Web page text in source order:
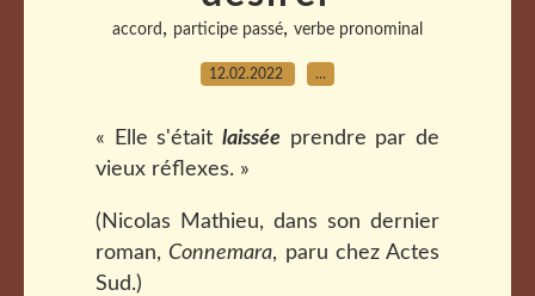
accord , participe passé, verbe pronominal
12.02.2022 …
« Elle s'était laissée prendre par de
vieux réflexes. »
(Nicolas Mathieu, dans son dernier
roman, Connemara, paru chez Actes
Sud.)